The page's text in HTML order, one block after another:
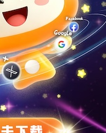
加速器
八戒看书
机场
黑洞加速官网
加速器